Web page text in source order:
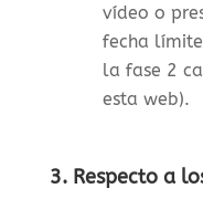
vídeo o
fecha
la fase 2
esta web).
3. Respecto a